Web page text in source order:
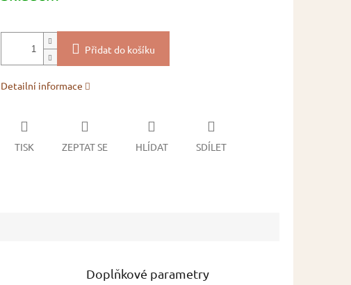
Přidat do košíku
Detailní informace
TISK ZEPTAT SE HLÍDAT SDÍLET
Doplňkové parametry